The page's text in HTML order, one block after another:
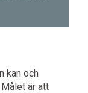
kan och
är att